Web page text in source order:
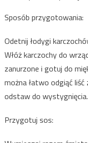
Sposób przygotowania:
Odetnij łodygi
Włóż karczochy do
zanurzone i gotuj do
można łatwo odgiąć
odstaw do wystygnięcia.
Przygotuj sos: